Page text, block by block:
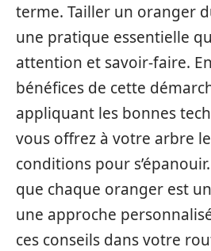
terme. Tailler un oranger
une pratique essentielle
attention et savoir-faire.
bénéfices de cette
appliquant les bonnes
vous offrez à votre arbre
conditions pour
que chaque oranger est
une approche
ces conseils dans votre